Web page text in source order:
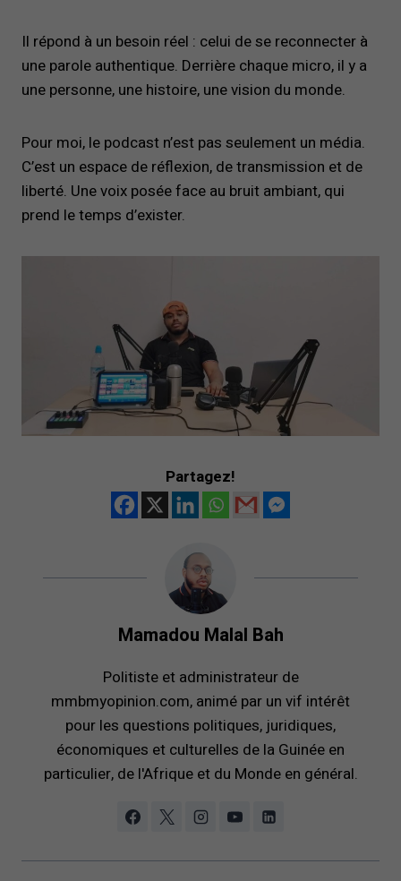
Il répond à un besoin réel : celui de se reconnecter à
une parole authentique. Derrière chaque micro, il y a
une personne, une histoire, une vision du monde.
Pour moi, le podcast n’est pas seulement un média.
C’est un espace de réflexion, de transmission et de
liberté. Une voix posée face au bruit ambiant, qui
prend le temps d’exister.
Partagez!
Mamadou Malal Bah
Politiste et administrateur de
mmbmyopinion.com, animé par un vif intérêt
pour les questions politiques, juridiques,
économiques et culturelles de la Guinée en
particulier, de l'Afrique et du Monde en général.